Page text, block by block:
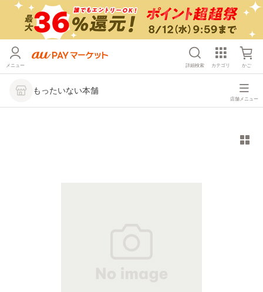
メニュー 詳細検索 カテゴリ かご
もったいない本舗
店舗メニュー